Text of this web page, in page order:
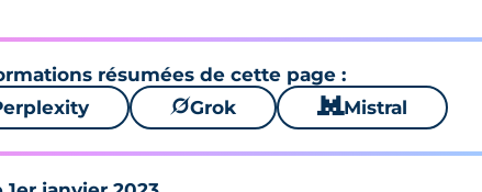
résumées de cette page :
🪐Grok 🐱 Mistral